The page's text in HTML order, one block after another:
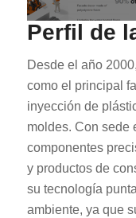
Perfil de
Desde el año
como el principal
inyección de
moldes. Con sede
componentes
y productos de
su tecnología
ambiente, ya que